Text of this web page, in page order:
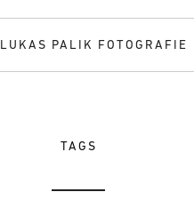
LUKAS PALIK FOTOGRAFIE
TAGS